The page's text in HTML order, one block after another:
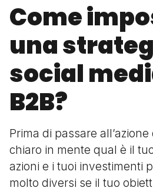
Come
una
social
B2B?
Prima di passare
chiaro in mente qual è il
azioni e i tuoi investimenti
molto diversi se il tuo